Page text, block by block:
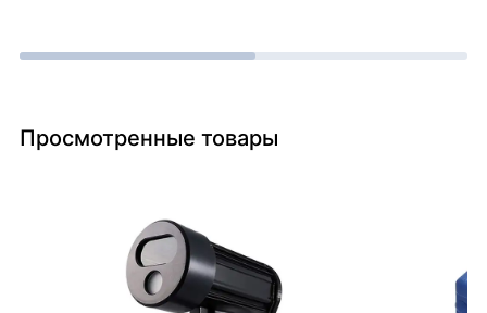
Просмотренные товары